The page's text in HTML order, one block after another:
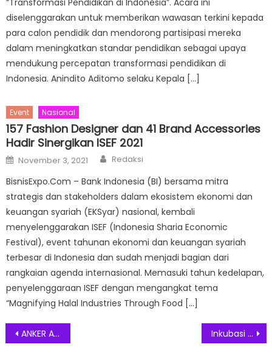
diselenggarakan untuk memberikan wawasan terkini kepada
para calon pendidik dan mendorong partisipasi mereka
dalam meningkatkan standar pendidikan sebagai upaya
mendukung percepatan transformasi pendidikan di
Indonesia. Anindito Aditomo selaku Kepala […]
Event Nasional
157 Fashion Designer dan 41 Brand Accessories
Hadir Sinergikan ISEF 2021
Posted
on
November 3, 2021 Author
Redaksi
BisnisExpo.Com – Bank Indonesia (BI) bersama mitra
strategis dan stakeholders dalam ekosistem ekonomi dan
keuangan syariah (EKSyar) nasional, kembali
menyelenggarakan ISEF (Indonesia Sharia Economic
Festival), event tahunan ekonomi dan keuangan syariah
terbesar di Indonesia dan sudah menjadi bagian dari
rangkaian agenda internasional. Memasuki tahun kedelapan,
penyelenggaraan ISEF dengan mengangkat tema
“Magnifying Halal Industries Through Food […]
Post
ANKER A2741 Charger Mobil Dengan Fitur Port USB-A dan USB-C Untuk Pengisian Cepat Berbagai Gadget Inkubasi Bisnis J&T Connect Preneur Umumkan 10 Pemenang Modal Usaha 300 Juta Rupiah